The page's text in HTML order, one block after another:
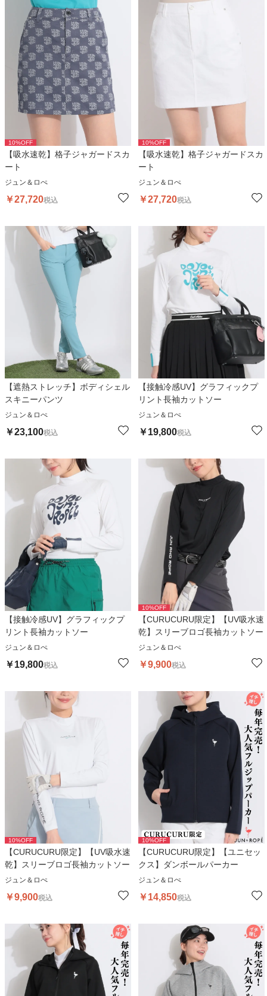
10%OFF
【吸水速乾】格子ジャガードスカ
ート
ジュン＆ロぺ
￥27,720税込
10%OFF
【吸水速乾】格子ジャガードスカ
ート
ジュン＆ロぺ
￥27,720税込
【遮熱ストレッチ】ボディシェル
スキニーパンツ
ジュン＆ロぺ
￥23,100税込
【接触冷感UV】グラフィックプ
リント長袖カットソー
ジュン＆ロぺ
￥19,800税込
【接触冷感UV】グラフィックプ
リント長袖カットソー
ジュン＆ロぺ
￥19,800税込
10%OFF
【CURUCURU限定】【UV吸水速
乾】スリーブロゴ長袖カットソー
ジュン＆ロぺ
￥9,900税込
10%OFF
【CURUCURU限定】【UV吸水速
乾】スリーブロゴ長袖カットソー
ジュン＆ロぺ
￥9,900税込
10%OFF
【CURUCURU限定】【ユニセッ
クス】ダンボールパーカー
ジュン＆ロぺ
￥14,850税込